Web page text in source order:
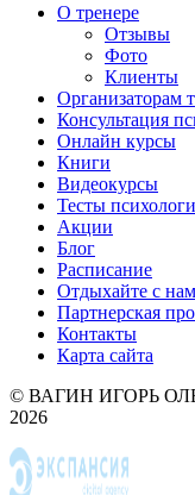
О тренере
Отзывы
Фото
Клиенты
Организаторам
Консультация
Онлайн курсы
Книги
Видеокурсы
Тесты
Акции
Блог
Расписание
Отдыхайте с
Партнерская
Контакты
Карта сайта
© ВАГИН ИГОРЬ
2026